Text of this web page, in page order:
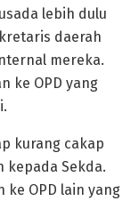
lebih dulu
daerah
mereka.
ke OPD yang
kurang cakap
kepada Sekda.
OPD lain yang